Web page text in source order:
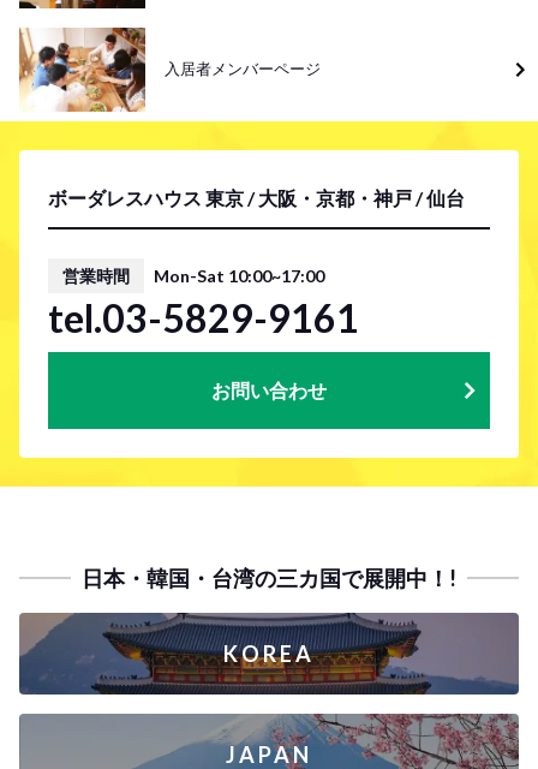
ボーダレスハウス 東京 / 大阪・京都・神戸 / 仙台
営業時間 Mon-Sat 10:00~17:00
tel.03-5829-9161
お問い合わせ
入居者メンバーページ
日本・韓国・台湾の三カ国で展開中！!
KOREA
JAPAN